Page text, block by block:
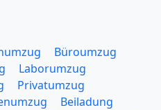
Büroumzug
Laborumzug
Privatumzug
Beiladung